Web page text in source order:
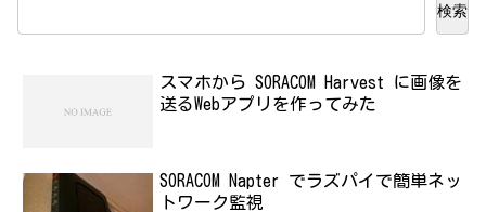
検索
スマホから SORACOM Harvest に画像を
送るWebアプリを作ってみた
SORACOM Napter でラズパイで簡単ネッ
トワーク監視